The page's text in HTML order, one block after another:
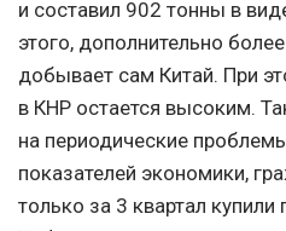
и составил 902 тонны в
этого, дополнительно
добывает сам Китай. При
в КНР остается высоким.
на периодические
показателей экономики,
только за 3 квартал